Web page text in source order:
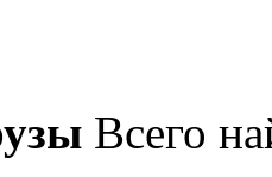
Всего